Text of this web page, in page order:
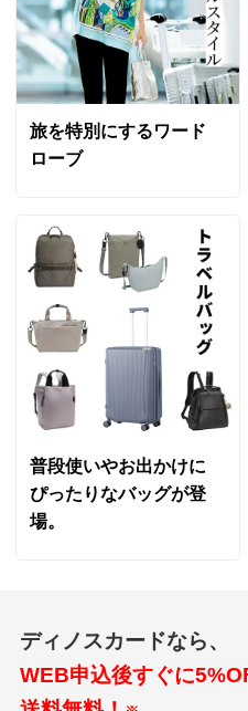
旅を特別にするワード
ローブ
普段使いやお出かけに
ぴったりなバッグが登
場。
ディノスカードなら、
WEB申込後すぐに